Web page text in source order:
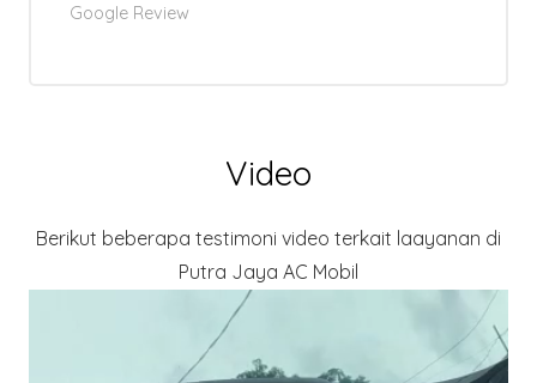
Google Review
Video
Berikut beberapa testimoni video terkait laayanan di
Putra Jaya AC Mobil